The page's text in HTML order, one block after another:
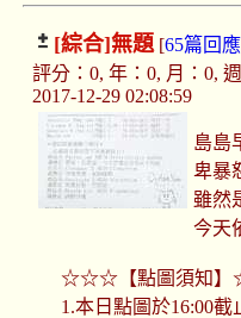
[綜合]無題[65篇回應
評分：0, 年：0, 月：0,
2017-12-29 02:08:59
島島
卑
雖然
今天
☆☆☆【點圖須知
1.本日點圖於16:00截